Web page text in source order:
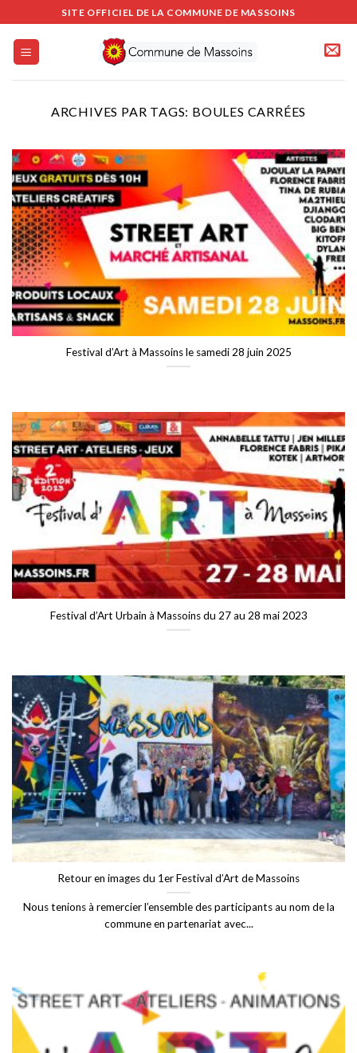
au
contenu
SITE OFFICIEL DE LA COMMUNE DE MASSOINS
ARCHIVES PAR TAGS: BOULES CARRÉES
Festival d’Art à Massoins le samedi 28 juin 2025
Festival d’Art Urbain à Massoins du 27 au 28 mai 2023
Retour en images du 1er Festival d’Art de Massoins
Nous tenions à remercier l’ensemble des participants au nom de la
commune en partenariat avec...